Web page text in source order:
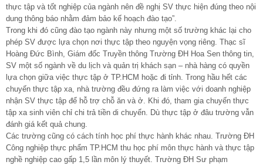
thực tập và tốt nghiệp của ngành nên đề nghị SV thực hiện đúng theo nội
dung thông báo nhằm đảm bảo kế hoạch đào tạo”.
Trong khi đó cũng đào tạo ngành này nhưng một số trường khác lại cho
phép SV được lựa chọn nơi thực tập theo nguyện vọng riêng. Thạc sĩ
Hoàng Đức Bình, Giám đốc Truyền thông Trường ĐH Hoa Sen thông tin,
SV một số ngành về du lịch và quản trị khách sạn – nhà hàng có quyền
lựa chọn giữa việc thực tập ở TP.HCM hoặc đi tỉnh. Trong hầu hết các
chuyến thực tập xa, nhà trường đều đứng ra làm việc với doanh nghiệp
nhận SV thực tập để hỗ trợ chỗ ăn và ở. Khi đó, tham gia chuyến thực
tập xa sinh viên chỉ chi trả tiền di chuyển. Dù thực tập ở đâu trường vẫn
đánh giá kết quả chung.
Các trường cũng có cách tính học phí thực hành khác nhau. Trường ĐH
Công nghiệp thực phẩm TP.HCM thu học phí môn thực hành và thực tập
nghề nghiệp cao gấp 1,5 lần môn lý thuyết. Trường ĐH Sư phạm